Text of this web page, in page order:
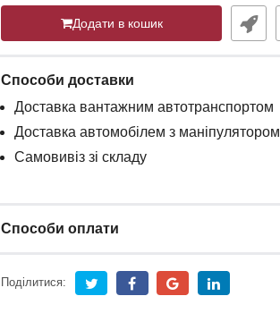
Додати в кошик
Способи доставки
Доставка вантажним автотранспортом
Доставка автомобілем з маніпулятором
Самовивіз зі складу
Способи оплати
Поділитися: